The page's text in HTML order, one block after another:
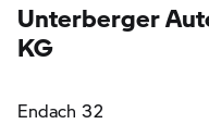
Unterberger
KG
Endach 32